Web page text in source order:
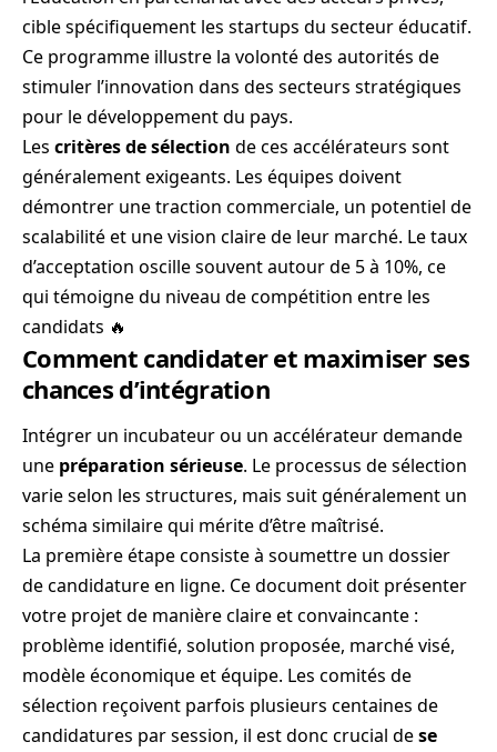
cible spécifiquement les startups du secteur éducatif.
Ce programme illustre la volonté des autorités de
stimuler l’innovation dans des secteurs stratégiques
pour le développement du pays.
Les critères de sélection de ces accélérateurs sont
généralement exigeants. Les équipes doivent
démontrer une traction commerciale, un potentiel de
scalabilité et une vision claire de leur marché. Le taux
d’acceptation oscille souvent autour de 5 à 10%, ce
qui témoigne du niveau de compétition entre les
candidats 🔥
Comment candidater et maximiser ses
chances d’intégration
Intégrer un incubateur ou un accélérateur demande
une préparation sérieuse. Le processus de sélection
varie selon les structures, mais suit généralement un
schéma similaire qui mérite d’être maîtrisé.
La première étape consiste à soumettre un dossier
de candidature en ligne. Ce document doit présenter
votre projet de manière claire et convaincante :
problème identifié, solution proposée, marché visé,
modèle économique et équipe. Les comités de
sélection reçoivent parfois plusieurs centaines de
candidatures par session, il est donc crucial dese